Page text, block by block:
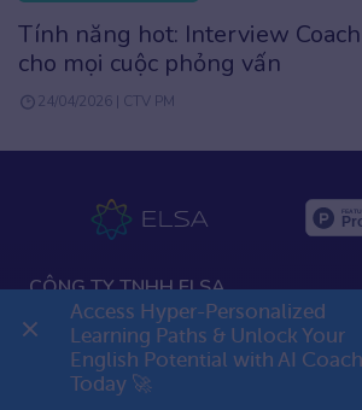
Family Plan: Gói học mới siêu
499K/người khi học chung
17/04/2026 | Admin
👉 Premium 1 năm chỉ
CÔNG TY TNHH ELSA
Email:support@elsanow.io
Hotline/Liên hệ:
Access Hyper-Personalized
Learning Paths & Unlock Your
English Potential with AI Coach
Today 🚀